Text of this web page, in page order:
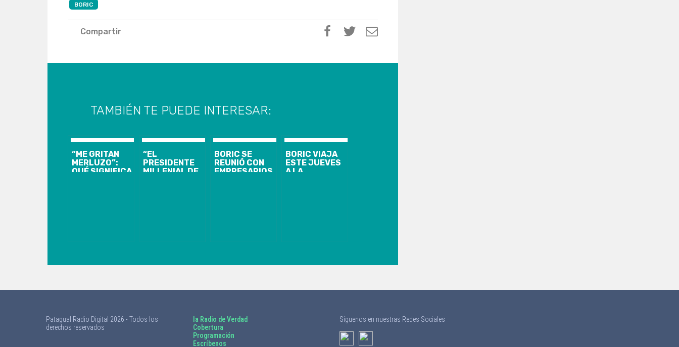
BORIC
Compartir
TAMBIÉN TE PUEDE INTERESAR:
“ME GRITAN
MERLUZO”:
QUÉ SIGNIFICA
“EL
PRESIDENTE
MILLENIAL DE
BORIC SE
REUNIÓ CON
EMPRESARIOS
BORIC VIAJA
ESTE JUEVES
A LA
COMUNIDADES
Patagual Radio Digital 2026 - Todos los
derechos reservados
la Radio de Verdad
Cobertura
Programación
Escríbenos
Síguenos en nuestras Redes Sociales